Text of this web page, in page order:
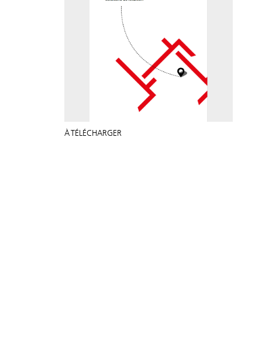
À TÉLÉCHARGER